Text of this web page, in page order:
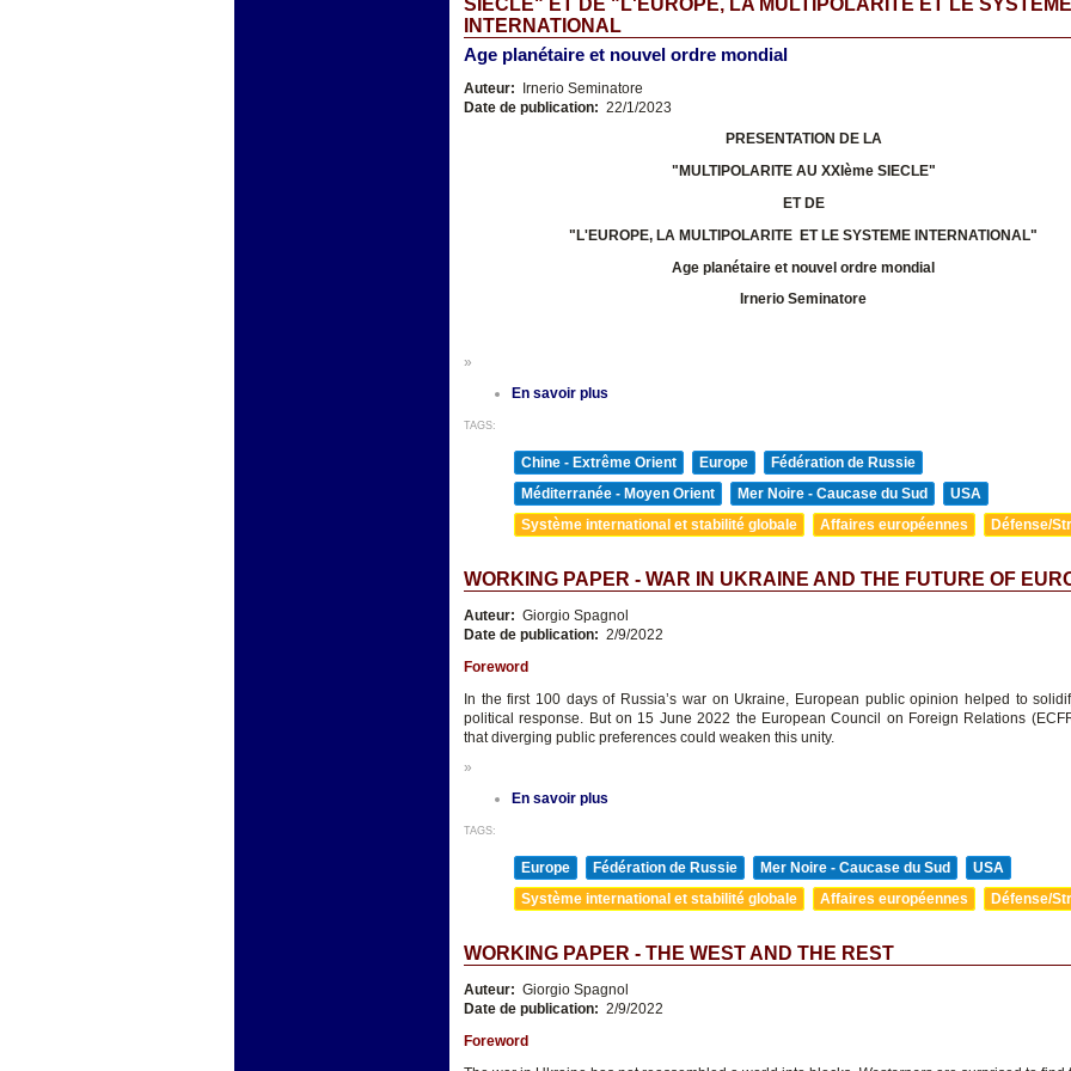
INTERNATIONAL
Age planétaire et nouvel ordre mondial
Auteur: Irnerio Seminatore
Date de publication: 22/1/2023
PRESENTATION DE LA
"MULTIPOLARITE AU XXIème SIECLE"
ET DE
"L'EUROPE, LA MULTIPOLARITE ET LE SYSTEME INTERNATIONAL"
Age planétaire et nouvel ordre mondial
Irnerio Seminatore
»
En savoir plus
TAGS:
Chine - Extrême Orient Europe
Fédération de Russie
Méditerranée - Moyen Orient
Mer Noire - Caucase du Sud
USA
Système international et stabilité globale
Affaires européennes Défense/
WORKING PAPER - WAR IN UKRAINE AND THE FUTURE OF
Auteur: Giorgio Spagnol
Date de publication: 2/9/2022
Foreword
In the first 100 days of Russia’s war on Ukraine, European public opinion helped to
political response. But on 15 June 2022 the European Council on Foreign Relations
that diverging public preferences could weaken this unity.
»
En savoir plus
TAGS:
Europe Fédération de Russie Mer Noire - Caucase du Sud
USA
Système international et stabilité globale
Affaires européennes Défense/
WORKING PAPER - THE WEST AND THE REST
Auteur: Giorgio Spagnol
Date de publication: 2/9/2022
Foreword